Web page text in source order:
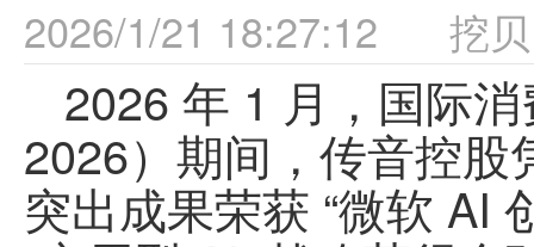
2026/1/21 18:27:12 挖
2026 年 1 月，国际
2026）期间， 传音控股
突出成果荣获 “微软 AI